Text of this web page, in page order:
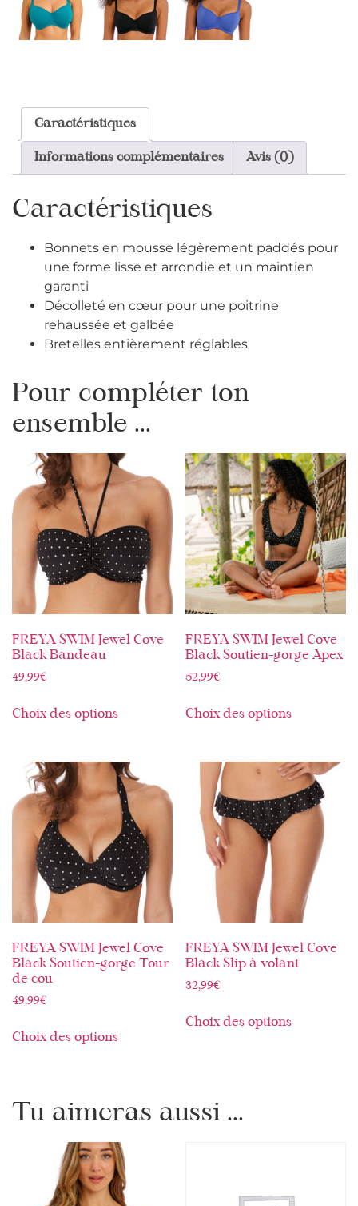
Caractéristiques
Informations complémentaires Avis (0)
Caractéristiques
Bonnets en mousse légèrement paddés pour
une forme lisse et arrondie et un maintien
garanti
Décolleté en cœur pour une poitrine
rehaussée et galbée
Bretelles entièrement réglables
Pour compléter ton
ensemble ...
FREYA SWIM Jewel Cove
Black Bandeau
49,99€
Choix des options
FREYA SWIM Jewel Cove
Black Soutien-gorge Apex
52,99€
Choix des options
FREYA SWIM Jewel Cove
Black Soutien-gorge Tour
de cou
49,99€
Choix des options
FREYA SWIM Jewel Cove
Black Slip à volant
32,99€
Choix des options
Tu aimeras aussi ...